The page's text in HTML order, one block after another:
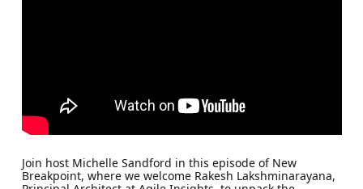
Join host Michelle Sandford in this episode of New
Breakpoint, where we welcome Rakesh Lakshminarayana,